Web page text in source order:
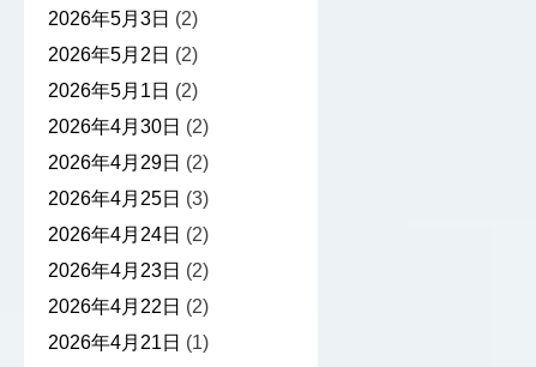
2026年5月3日 (2)
2026年5月2日 (2)
2026年5月1日 (2)
2026年4月30日 (2)
2026年4月29日 (2)
2026年4月25日 (3)
2026年4月24日 (2)
2026年4月23日 (2)
2026年4月22日 (2)
2026年4月21日 (1)